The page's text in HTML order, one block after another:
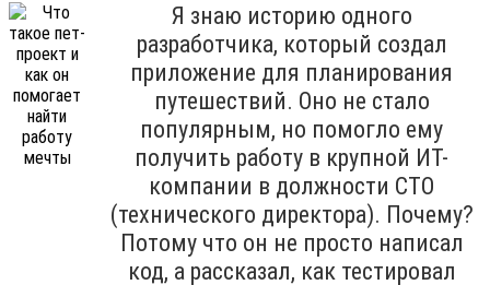
Я знаю историю одного
разработчика, который создал
приложение для планирования
путешествий. Оно не стало
популярным, но помогло ему
получить работу в крупной ИТ-
компании в должности СТО
(технического директора). Почему?
Потому что он не просто написал
код, а рассказал, как тестировал